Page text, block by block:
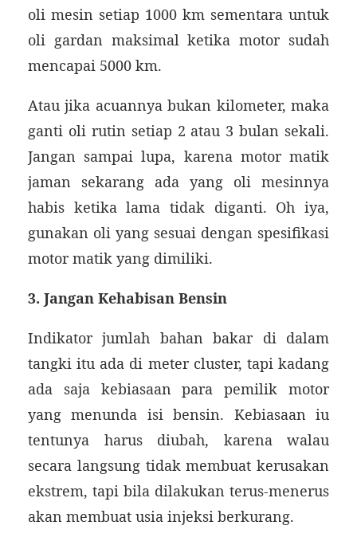
oli mesin setiap 1000 km sementara untuk
oli gardan maksimal ketika motor sudah
mencapai 5000 km.
Atau jika acuannya bukan kilometer, maka
ganti oli rutin setiap 2 atau 3 bulan sekali.
Jangan sampai lupa, karena motor matik
jaman sekarang ada yang oli mesinnya
habis ketika lama tidak diganti. Oh iya,
gunakan oli yang sesuai dengan spesifikasi
motor matik yang dimiliki.
3. Jangan Kehabisan Bensin
Indikator jumlah bahan bakar di dalam
tangki itu ada di meter cluster, tapi kadang
ada saja kebiasaan para pemilik motor
yang menunda isi bensin. Kebiasaan iu
tentunya harus diubah, karena walau
secara langsung tidak membuat kerusakan
ekstrem, tapi bila dilakukan terus-menerus
akan membuat usia injeksi berkurang.